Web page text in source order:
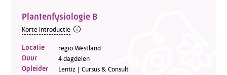
Plantenfysiologie B
Korte introductie
Locatie regio Westland
Duur 4 dagdelen
Opleider Lentiz | Cursus & Consult